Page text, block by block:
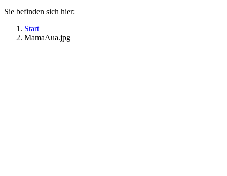
Sie befinden sich hier:
Start
MamaAua.jpg